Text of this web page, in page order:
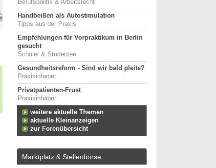
Berufspolitik & Arbeitsrecht
Handbeißen als Autostimulation
Tipps aus der Praxis
Empfehlungen für Vorpraktikum in Berlin
gesucht
Schüler & Studenten
Gesundheitsreform - Sind wir bald pleite?
Praxisinhaber
Privatpatienten-Frust
Praxisinhaber
weitere aktuelle Themen
aktuelle Kleinanzeigen
zur Forenübersicht
Marktplatz & Stellenbörse